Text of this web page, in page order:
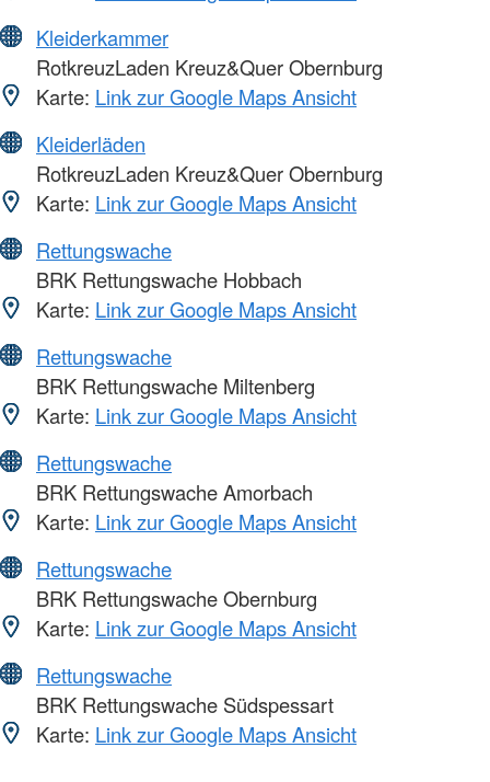
Kleiderkammer
RotkreuzLaden Kreuz&Quer Obernburg
Karte: Link zur Google Maps Ansicht
Kleiderläden
RotkreuzLaden Kreuz&Quer Obernburg
Karte: Link zur Google Maps Ansicht
Rettungswache
BRK Rettungswache Hobbach
Karte: Link zur Google Maps Ansicht
Rettungswache
BRK Rettungswache Miltenberg
Karte: Link zur Google Maps Ansicht
Rettungswache
BRK Rettungswache Amorbach
Karte: Link zur Google Maps Ansicht
Rettungswache
BRK Rettungswache Obernburg
Karte: Link zur Google Maps Ansicht
Rettungswache
BRK Rettungswache Südspessart
Karte: Link zur Google Maps Ansicht